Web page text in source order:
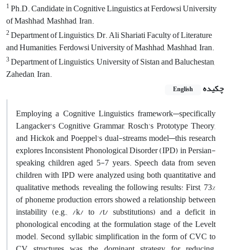
1Ph.D. Candidate in Cognitive Linguistics at Ferdowsi University
of Mashhad, Mashhad, Iran.
2Department of Linguistics, Dr. Ali Shariati Faculty of Literature
and Humanities, Ferdowsi University of Mashhad, Mashhad, Iran.
3Department of Linguistics, University of Sistan and Baluchestan,
Zahedan, Iran.
چکیده
English
Employing a Cognitive Linguistics framework—specifically
Langacker's Cognitive Grammar, Rosch's Prototype Theory,
and Hickok and Poeppel's dual-streams model—this research
explores Inconsistent Phonological Disorder (IPD) in Persian-
speaking children aged 5-7 years. Speech data from seven
children with IPD were analyzed using both quantitative and
qualitative methods, revealing the following results: First, 73%
of phoneme production errors showed a relationship between
instability (e.g., /k/ to /t/ substitutions) and a deficit in
phonological encoding at the formulation stage of the Levelt
model. Second, syllabic simplification in the form of CVC to